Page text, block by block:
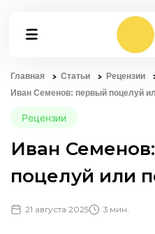
Главная Статьи
Рецензии
Иван Семенов: первый поцелуй
Рецензии
Иван
поцелуй или
21 августа 2025 3 мин.